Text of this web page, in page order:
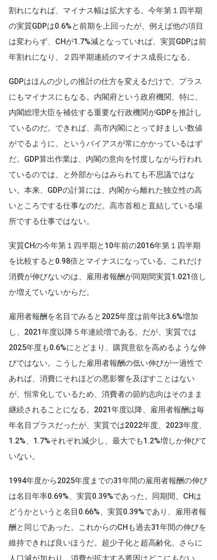
割れになれば、マイナス幅は拡大する。今年第１四半期
の実質GDPは0.6%と前期を上回ったが、例えば他の項目
は変わらず、CHが1.7%減となっていれば、実質GDPは前
年割れになり、２四半期連続のマイナス成長になる。
GDPはほんの少しの推計の仕方を変えるだけで、プラス
にもマイナスにもなる。内閣府という政府機関、特に、
内閣総理大臣を補佐する重要な行政機関がGDPを推計し
ているのだ。できれば、高市内閣にとって好ましい数値
がでるように、というバイアスが常にかかっているはず
だ。GDP算出作業は、内閣の意向を忖度しながら行われ
ているのでは、と外部からはみられても不思議ではな
い。本来、GDPの計算には、内閣から離れた独立性の高
いところでする仕事なのだ。高市首相と直結している場
所でする仕事ではない。
実質CHの今年第１四半期と10年前の2016年第１四半期
を比較すると0.98倍とマイナスになっている。これだけ
消費が伸びないのは、雇用者報酬が同期間実質1.021倍し
か増えていないからだ。
雇用者報酬を名目でみると2025年度は前年比3.6%増加
し、2021年度以降５年連続増である。だが、実質では
2025年度も0.6%にとどまり、購買意欲を高めるような伸
びではない。こうした雇用者報酬の低い伸びが一過性で
あれば、消費にそれほどの悪影響を及ぼすことはない
が、恒常化しているため、消費者の節約志向はそのまま
継続されることになる。2021年度以降、雇用者報酬は毎
年名目プラスだったが、実質では2022年度、2023年度、
1.2%、1.7%それぞれ減少し、最大でも1.2%増しか伸びて
いない。
1994年度から2025年度までの31年間の雇用者報酬の伸び
は名目年率0.69%、実質0.39%であった。同期間、CHは
どうかというと名目0.66%、実質0.39%であり、雇用者報
酬と同じであった。これからのCHも過去31年間の伸びを
維持できれば良いほうだ。超少子化と超高齢化、さらに